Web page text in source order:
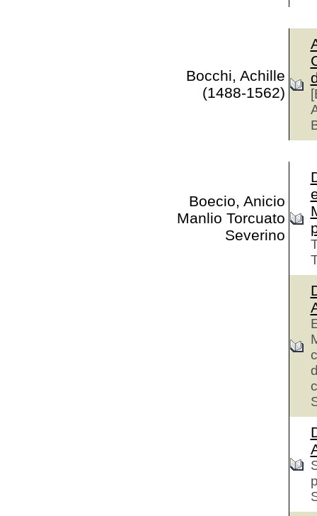
Bocchi, Achille
(1488-1562)
Boecio, Anicio
Manlio Torcuato
Severino